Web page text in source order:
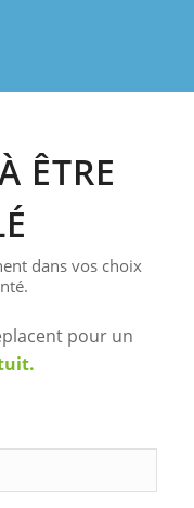
ÊTRE
dans vos choix
pour un